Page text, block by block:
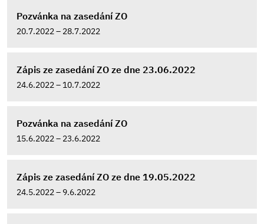
Pozvánka na zasedání ZO
20.7.2022 – 28.7.2022
Zápis ze zasedání ZO ze dne 23.06.2022
24.6.2022 – 10.7.2022
Pozvánka na zasedání ZO
15.6.2022 – 23.6.2022
Zápis ze zasedání ZO ze dne 19.05.2022
24.5.2022 – 9.6.2022